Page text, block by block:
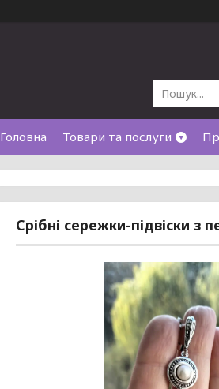
Головна Товари та послуги
Срібні сережки-підвіски з